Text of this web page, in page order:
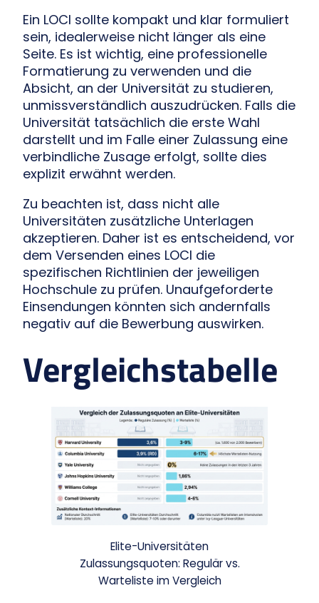
Ein LOCI sollte kompakt und klar formuliert
sein, idealerweise nicht länger als eine
Seite. Es ist wichtig, eine professionelle
Formatierung zu verwenden und die
Absicht, an der Universität zu studieren,
unmissverständlich auszudrücken. Falls die
Universität tatsächlich die erste Wahl
darstellt und im Falle einer Zulassung eine
verbindliche Zusage erfolgt, sollte dies
explizit erwähnt werden.
Zu beachten ist, dass nicht alle
Universitäten zusätzliche Unterlagen
akzeptieren. Daher ist es entscheidend, vor
dem Versenden eines LOCI die
spezifischen Richtlinien der jeweiligen
Hochschule zu prüfen. Unaufgeforderte
Einsendungen könnten sich andernfalls
negativ auf die Bewerbung auswirken.
Vergleichstabelle
Elite-Universitäten
Zulassungsquoten: Regulär vs.
Warteliste im Vergleich